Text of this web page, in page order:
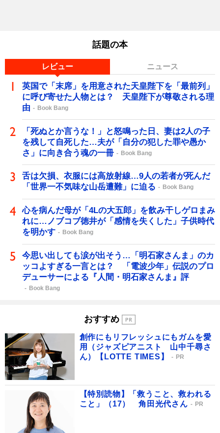
話題の本
レビュー ニュース
英国で「末席」を用意された天皇陛下を「最前列」
に呼び寄せた人物とは？ 天皇陛下が尊敬される理
由
Book Bang
「死ぬとか言うな！」と怒鳴った日、妻は2人の子
を残して自死した…夫が「自分の犯した罪や愚か
さ」に向き合う魂の一冊
Book Bang
舌は欠損、衣服には高放射線…9人の若者が死んだ
「世界一不気味な山岳遭難」に迫る
Book Bang
心を病んだ母が「4Lの大五郎」を飲み干しゲロまみ
れに…ノブコブ徳井が「感情を失くした」子供時代
を明かす
Book Bang
今思い出しても涙が出そう…「明石家さんま」のカ
ッコよすぎる一言とは？ 「電波少年」伝説のプロ
デューサーによる『人間・明石家さんま』評
Book Bang
おすすめ
創作にもリフレッシュにもガムを愛
用（ジャズピアニスト 山中千尋さ
ん）【LOTTE TIMES】
PR
【特別読物】「救うこと、救われる
こと」（17） 角田光代さん
PR